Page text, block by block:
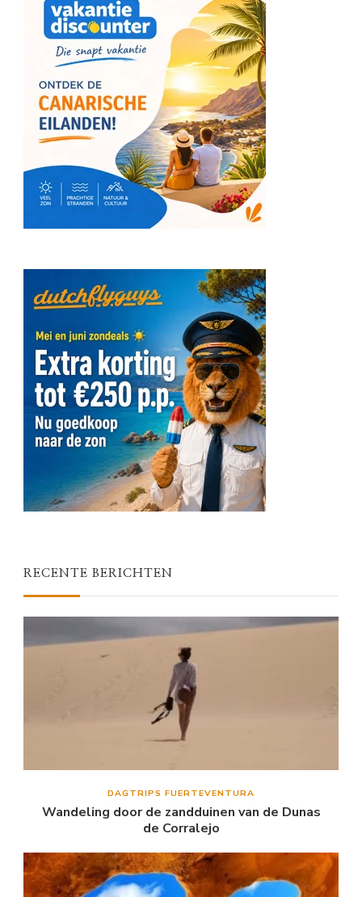
RECENTE BERICHTEN
DAGTRIPS FUERTEVENTURA
Wandeling door de zandduinen van de Dunas
de Corralejo